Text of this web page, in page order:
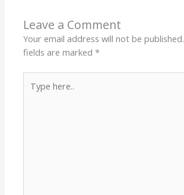
Leave a Comment
Your email address will not be published.
fields are marked*
here..